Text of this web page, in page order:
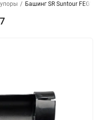
/ Башинг SR Suntour